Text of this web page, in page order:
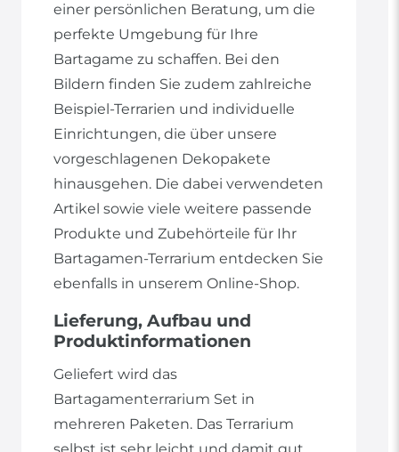
einer persönlichen Beratung, um die
perfekte Umgebung für Ihre
Bartagame zu schaffen. Bei den
Bildern finden Sie zudem zahlreiche
Beispiel-Terrarien und individuelle
Einrichtungen, die über unsere
vorgeschlagenen Dekopakete
hinausgehen. Die dabei verwendeten
Artikel sowie viele weitere passende
Produkte und Zubehörteile für Ihr
Bartagamen-Terrarium entdecken Sie
ebenfalls in unserem Online-Shop.
Lieferung, Aufbau und
Produktinformationen
Geliefert wird das
Bartagamenterrarium Set in
mehreren Paketen. Das Terrarium